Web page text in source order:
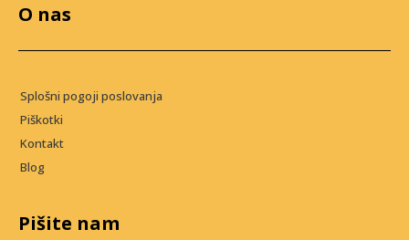
O nas
Splošni pogoji poslovanja
Piškotki
Kontakt
Blog
Pišite nam